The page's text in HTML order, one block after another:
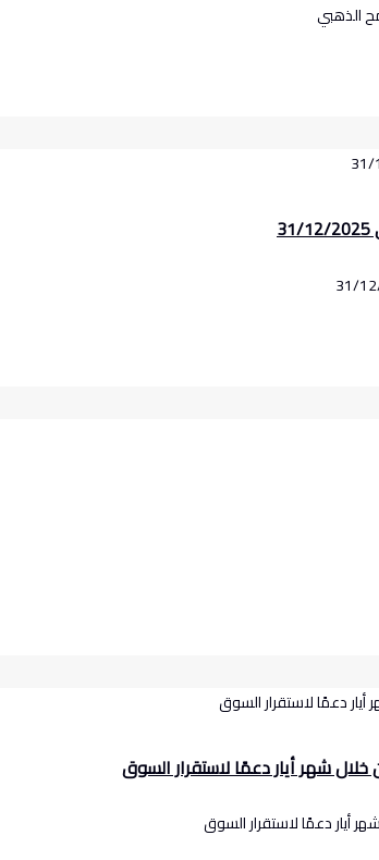
الذهبي
شهر أيار دعمًا لاستقرار السوق
أيار دعمًا لاستقرار السوق